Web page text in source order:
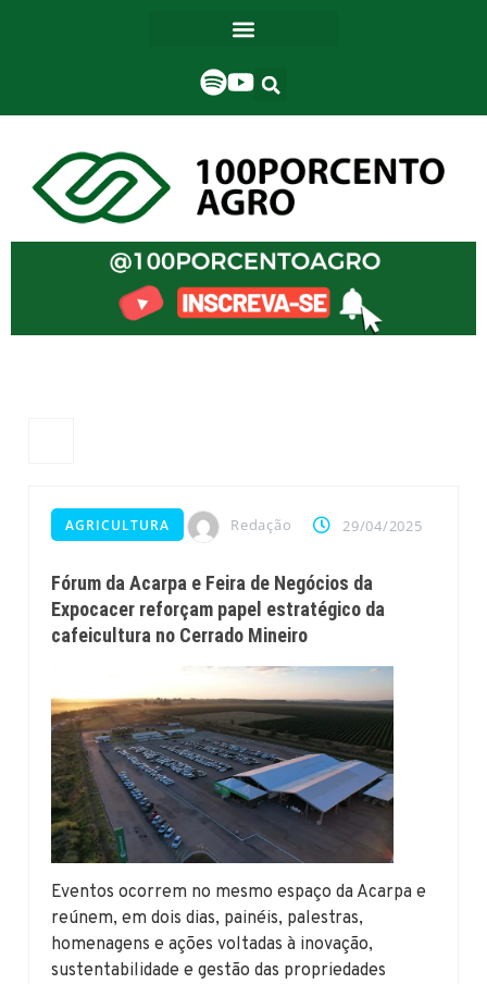
AGRICULTURA Redação 29/04/2025
Fórum da Acarpa e Feira de Negócios da
Expocacer reforçam papel estratégico da
cafeicultura no Cerrado Mineiro
Eventos ocorrem no mesmo espaço da Acarpa e
reúnem, em dois dias, painéis, palestras,
homenagens e ações voltadas à inovação,
sustentabilidade e gestão das propriedades